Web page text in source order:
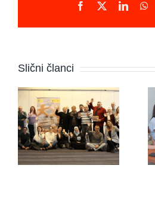
Facebook
Slični članciUdruga
“Pravipožar”
s
organizacije